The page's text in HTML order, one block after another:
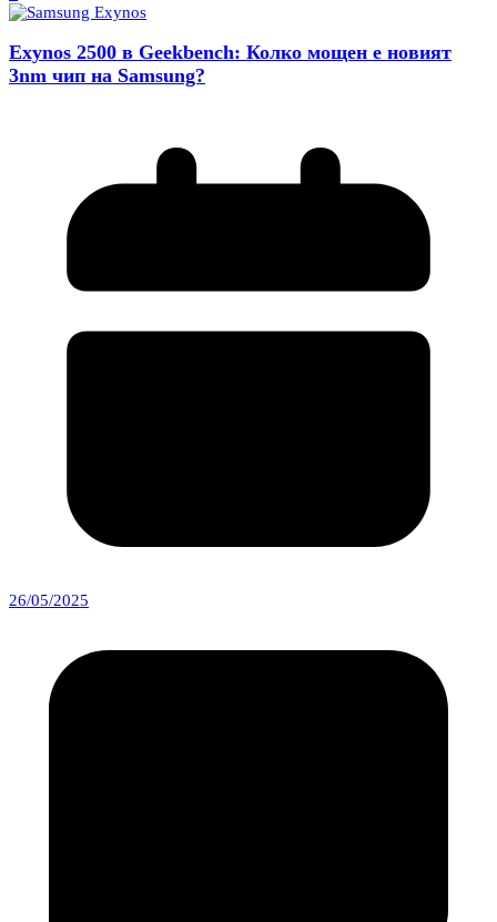
Exynos 2500 в Geekbench: Колко мощен е новият
3nm чип на Samsung?
26/05/2025